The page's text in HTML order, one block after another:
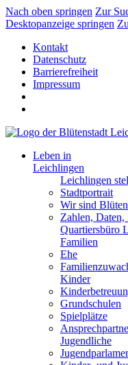
Nach oben springen Zur
Desktopanzeige springen
Kontakt
Datenschutz
Barrierefreiheit
Impressum
Leben in
Leichlingen
Leichlingen
Stadtportrait
Wir sind
Zahlen, Daten,
Quartiersbüro
Familien
Ehe
Kinder
Grundschulen
Spielplätze
Jugendliche